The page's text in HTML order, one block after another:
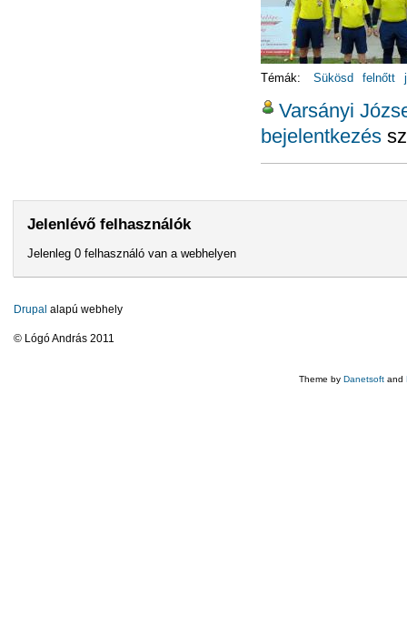
Témák: Sükösd felnőtt
Varsányi
bejelentkezés
Jelenlévő felhasználók
Jelenleg 0 felhasználó van a webhelyen
Drupal alapú webhely
© Lógó András 2011
Theme by Danetsoft and